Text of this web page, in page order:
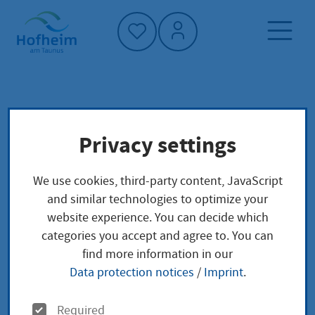
Home"
Aktuelles aus Hofheim
Ferienspiele:
Anmeldung ab sofort
möglich
Privacy settings
We use cookies, third-party content, JavaScript
and similar technologies to optimize your
website experience. You can decide which
categories you accept and agree to. You can
find more information in our
Data protection notices / Imprint.
O
Required